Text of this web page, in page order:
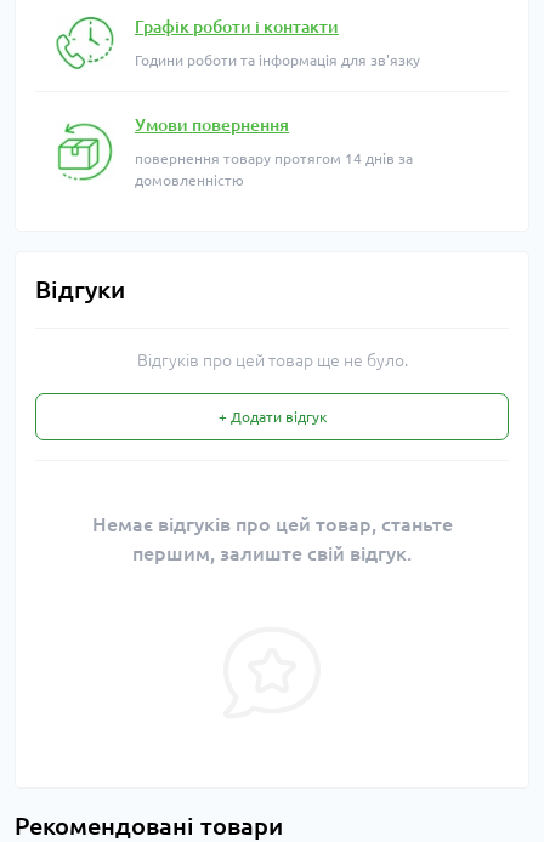
Графік роботи і контакти
Години роботи та інформація для зв'язку
Умови повернення
повернення товару протягом 14 днів за
домовленністю
Відгуки
Відгуків про цей товар ще не було.
+ Додати відгук
Немає відгуків про цей товар, станьте
першим, залиште свій відгук.
Рекомендовані товари